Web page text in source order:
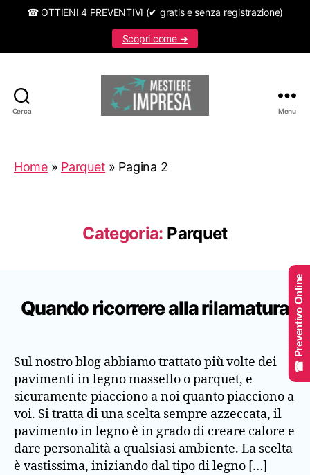
☎ OTTIENI 4 PREVENTIVI (✔ gratis e senza registrazione)
Scopri come ➜
Cerca Menu
Home» Parquet » Pagina 2
Categoria: Parquet
Quando ricorrere alla rilamatura
Sul nostro blog abbiamo trattato più volte dei
pavimenti in legno massello o parquet, e
sicuramente piacciono a noi quanto piacciono a
voi. Si tratta di una scelta sempre azzeccata, il
pavimento in legno è in grado di creare calore e
dare personalità a qualsiasi ambiente. La scelta
è vastissima, iniziando dal tipo di legno […]
☎ Preventivo Online